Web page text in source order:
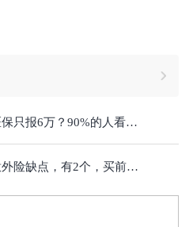
同事住院花8万，医保只报6万？90%的人看不懂医保
大护甲8号旗舰版意外险缺点，有2个，买前必看！